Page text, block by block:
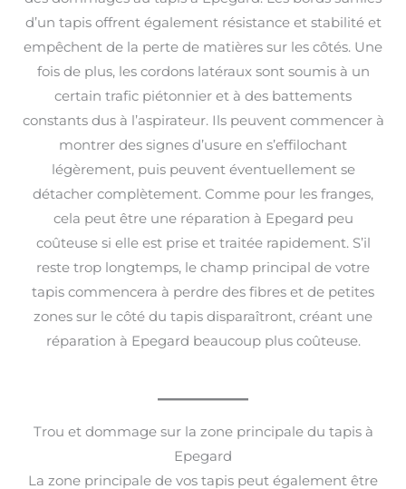
d’un tapis offrent également résistance et stabilité et
empêchent de la perte de matières sur les côtés. Une
fois de plus, les cordons latéraux sont soumis à un
certain trafic piétonnier et à des battements
constants dus à l’aspirateur. Ils peuvent commencer à
montrer des signes d’usure en s’effilochant
légèrement, puis peuvent éventuellement se
détacher complètement. Comme pour les franges,
cela peut être une réparation à Epegard peu
coûteuse si elle est prise et traitée rapidement. S’il
reste trop longtemps, le champ principal de votre
tapis commencera à perdre des fibres et de petites
zones sur le côté du tapis disparaîtront, créant une
réparation à Epegard beaucoup plus coûteuse.
Trou et dommage sur la zone principale du tapis à
Epegard
La zone principale de vos tapis peut également être